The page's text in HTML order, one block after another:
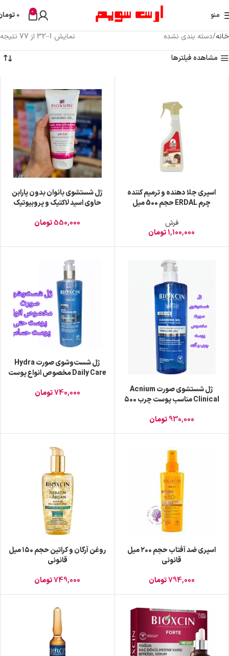
منو 0
0
خانه دسته بندی نشده
نمایش 1–32 از 77 نتیجه
مشاهده فیلترها
اسپری جلا دهنده و ترمیم کننده
چرم ERDAL حجم 500 میل
فرش
1,100,000تومان
ژل شستشوی بانوان بدون پارابن
حاوی اسید لاکتیک و پروبیوتیک
550,000تومان
ژل شستشوی صورت Acnium
Clinical مناسب پوست چرب ۵۰۰
930,000 تومان
ژل شست‌وشوی صورت Hydra
Daily Care مخصوص انواع پوست
میل قانونی
740,000تومان
اسپری ضد آفتاب حجم ۲۰۰ میل
قانونی
794,000تومان
روغن آرگان و کراتین حجم ۱۵۰ میل
قانونی
749,000تومان
araskod@